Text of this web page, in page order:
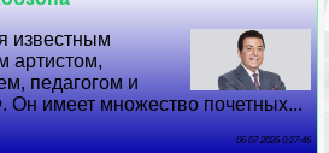
известным
артистом,
педагогом и
Он имеет множество почетных...
06 07 2026 0:27:46